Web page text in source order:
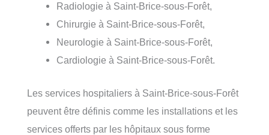
Radiologie à Saint-Brice-sous-Forêt,
Chirurgie à Saint-Brice-sous-Forêt,
Neurologie à Saint-Brice-sous-Forêt,
Cardiologie à Saint-Brice-sous-Forêt.
Les services hospitaliers à Saint-Brice-sous-Forêt
peuvent être définis comme les installations et les
services offerts par les hôpitaux sous forme